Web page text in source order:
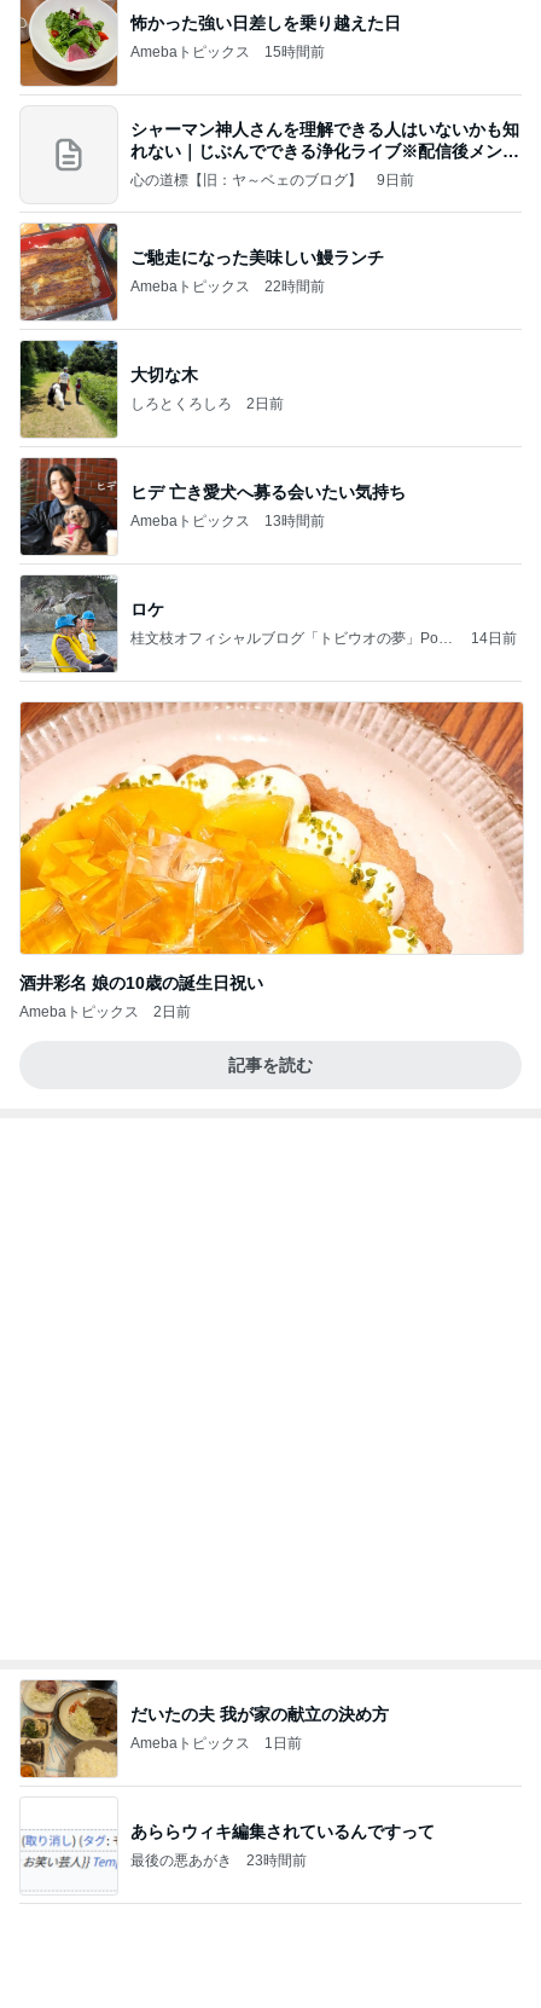
怖かった強い日差しを乗り越えた日
Amebaトピックス 15時間前
シャーマン神人さんを理解できる人はいないかも知
れない｜じぶんでできる浄化ライブ※配信後メンバ
ー限
心の道標【旧：ヤ～ベェのブログ】 9日前
ご馳走になった美味しい鰻ランチ
Amebaトピックス 22時間前
大切な木
しろとくろしろ 2日前
ヒデ 亡き愛犬へ募る会いたい気持ち
Amebaトピックス 13時間前
ロケ
桂文枝オフィシャルブログ「トビウオの夢」Pow
14日前
酒井彩名 娘の10歳の誕生日祝い
Amebaトピックス 2日前
記事を読む
だいたの夫 我が家の献立の決め方
Amebaトピックス 1日前
あららウィキ編集されているんですって
最後の悪あがき 23時間前